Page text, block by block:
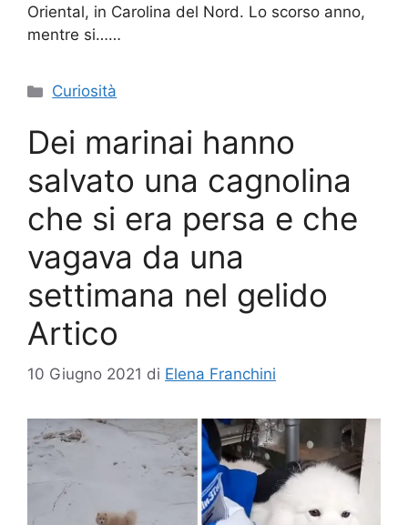
Oriental, in Carolina del Nord. Lo scorso anno,
mentre si……
Categorie
Curiosità
Dei marinai hanno
salvato una cagnolina
che si era persa e che
vagava da una
settimana nel gelido
Artico
10 Giugno 2021 di Elena Franchini